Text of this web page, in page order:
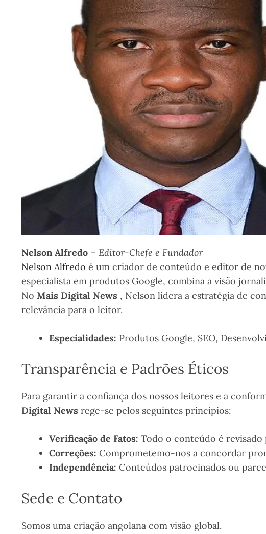
Nelson Alfredo – Editor-Chefe e Fundador
Nelson Alfredo é um criador de conteúdo e editor de
especialista em produtos Google, combina a visão
No Mais Digital News , Nelson lidera a estratégia de
relevância para o leitor.
Especialidades: Produtos Google, SEO,
Transparência e Padrões Éticos
Para garantir a confiança dos nossos leitores e a
Digital News rege-se pelos seguintes princípios:
Verificação de Fatos: Todo o conteúdo é
Correções: Comprometemo-nos a concordar
Independência: Conteúdos patrocinados ou
Sede e Contato
Somos uma criação angolana com visão global.